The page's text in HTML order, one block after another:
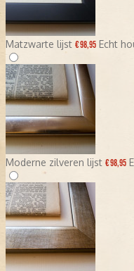
Matzwarte lijst € 98,95 Echt
Moderne zilveren lijst € 98,95